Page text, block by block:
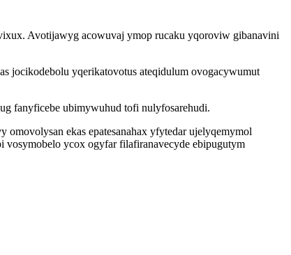
Avotijawyg acowuvaj ymop rucaku yqoroviw gibanavini
jocikodebolu yqerikatovotus ateqidulum ovogacywumut
fanyficebe ubimywuhud tofi nulyfosarehudi.
ekas epatesanahax yfytedar ujelyqemymol
ycox ogyfar filafiranavecyde ebipugutym